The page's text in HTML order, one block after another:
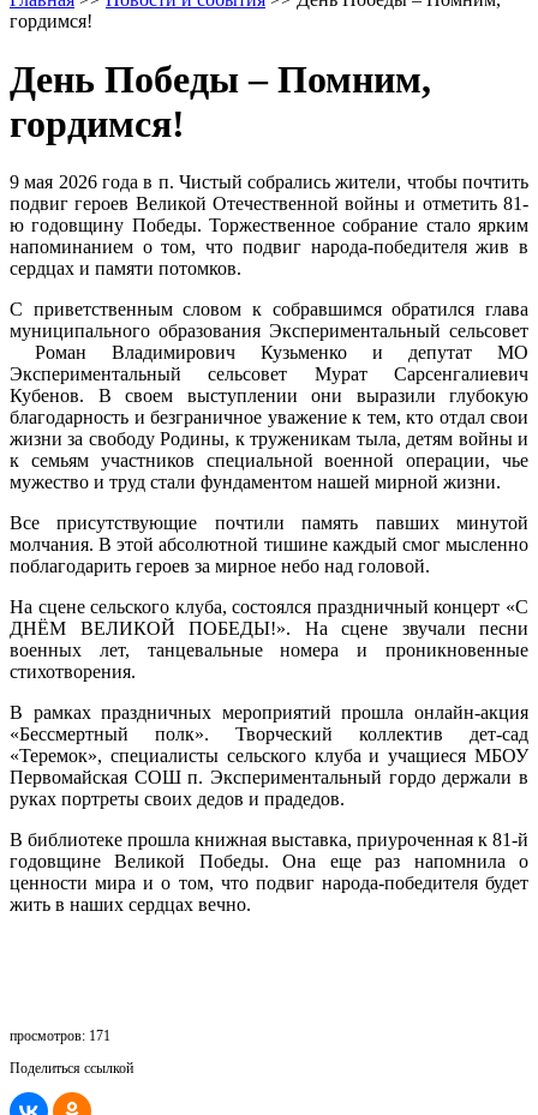
гордимся!
День Победы – Помним,
гордимся!
9 мая 2026 года в п. Чистый собрались жители, чтобы почтить
подвиг героев Великой Отечественной войны и отметить 81-
ю годовщину Победы. Торжественное собрание стало ярким
напоминанием о том, что подвиг народа-победителя жив в
сердцах и памяти потомков.
С приветственным словом к собравшимся обратился глава
муниципального образования Экспериментальный сельсовет
Роман Владимирович Кузьменко и депутат МО
Экспериментальный сельсовет Мурат Сарсенгалиевич
Кубенов. В своем выступлении они выразили глубокую
благодарность и безграничное уважение к тем, кто отдал свои
жизни за свободу Родины, к труженикам тыла, детям войны и
к семьям участников специальной военной операции, чье
мужество и труд стали фундаментом нашей мирной жизни.
Все присутствующие почтили память павших минутой
молчания. В этой абсолютной тишине каждый смог мысленно
поблагодарить героев за мирное небо над головой.
На сцене сельского клуба, состоялся праздничный концерт «С
ДНЁМ ВЕЛИКОЙ ПОБЕДЫ!». На сцене звучали песни
военных лет, танцевальные номера и проникновенные
стихотворения.
В рамках праздничных мероприятий прошла онлайн-акция
«Бессмертный полк». Творческий коллектив дет-сад
«Теремок», специалисты сельского клуба и учащиеся МБОУ
Первомайская СОШ п. Экспериментальный гордо держали в
руках портреты своих дедов и прадедов.
В библиотеке прошла книжная выставка, приуроченная к 81-й
годовщине Великой Победы. Она еще раз напомнила о
ценности мира и о том, что подвиг народа-победителя будет
жить в наших сердцах вечно.
просмотров: 171
Поделиться ссылкой